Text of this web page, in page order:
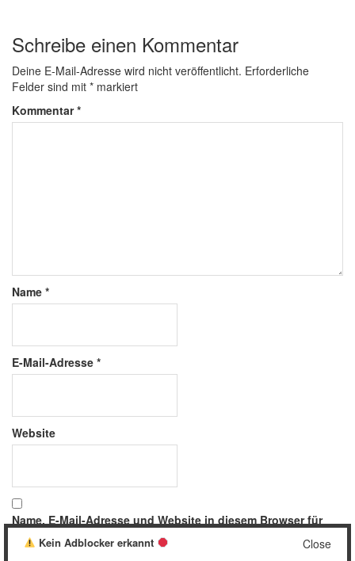
Schreibe einen Kommentar
Deine E-Mail-Adresse wird nicht veröffentlicht. Erforderliche
Felder sind mit * markiert
Kommentar*
Name *
E-Mail-Adresse *
Website
Name, E-Mail-Adresse und Website in diesem Browser für
meinen nächsten Kommentar speichern.
Close
Kein Adblocker erkannt